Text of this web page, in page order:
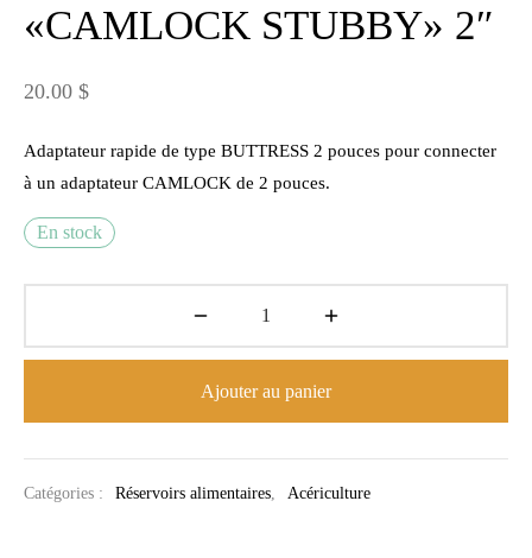
«CAMLOCK STUBBY» 2″
20.00 $
Adaptateur rapide de type BUTTRESS 2 pouces pour connecter
à un adaptateur CAMLOCK de 2 pouces.
En stock
Ajouter au panier
Catégories : Réservoirs alimentaires, Acériculture